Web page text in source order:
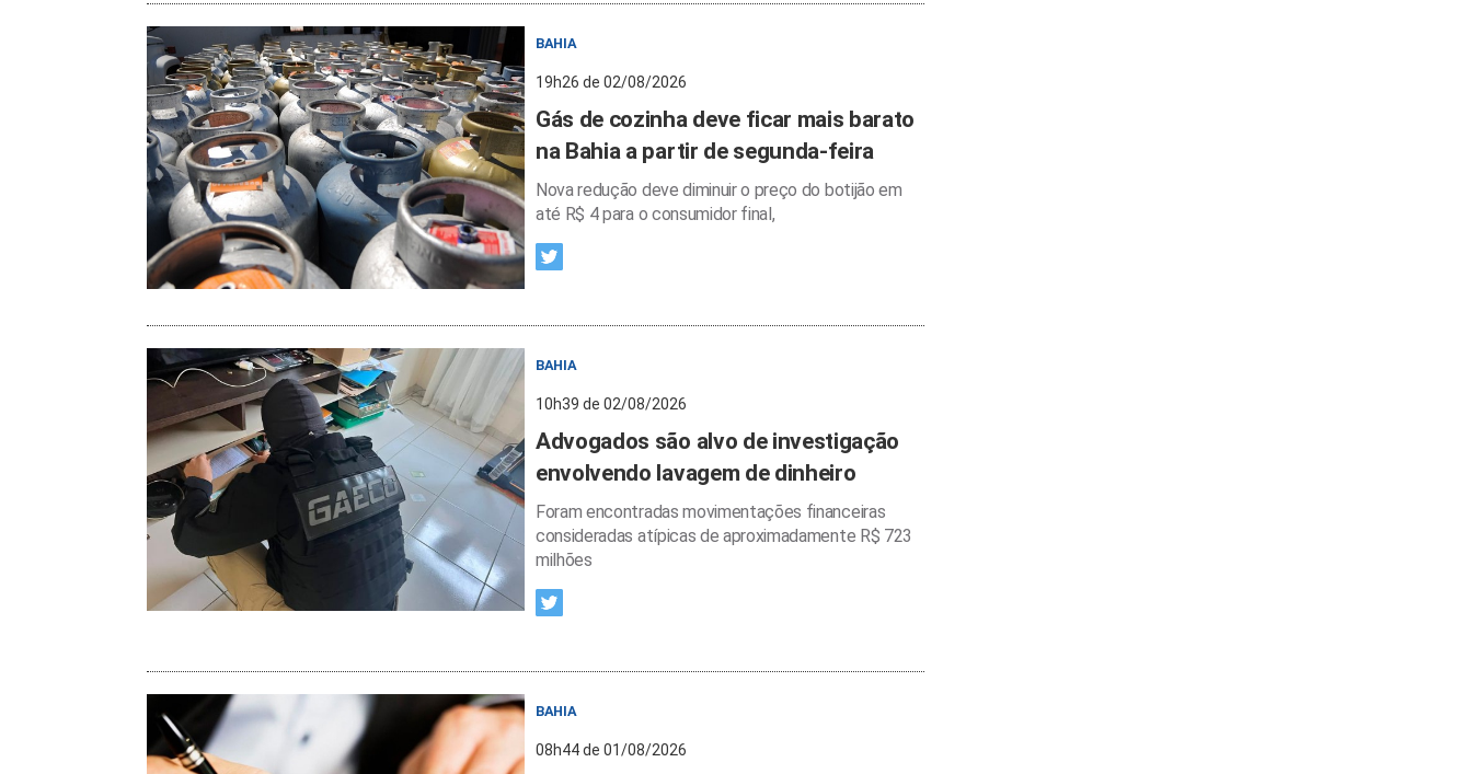
BAHIA
19h26 de 02/08/2026
Gás de cozinha deve ficar mais barato
na Bahia a partir de segunda-feira
Nova redução deve diminuir o preço do botijão em
até R$ 4 para o consumidor final,
BAHIA
10h39 de 02/08/2026
Advogados são alvo de investigação
envolvendo lavagem de dinheiro
Foram encontradas movimentações financeiras
consideradas atípicas de aproximadamente R$ 723
milhões
BAHIA
08h44 de 01/08/2026